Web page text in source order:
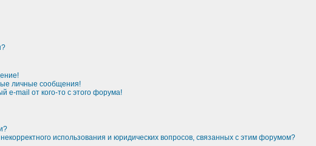
личные сообщения!
e-mail от кого-то с этого форума!
использования и юридических вопросов, связанных с этим форумом?